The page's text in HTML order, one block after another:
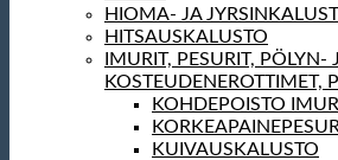
HIOMA- JA
HITSAUSKALUSTO
IMURIT, PESURIT, PÖLYN-
KOSTEUDENEROTTIMET,
KOHDEPOISTO
KUIVAUSKALUSTO